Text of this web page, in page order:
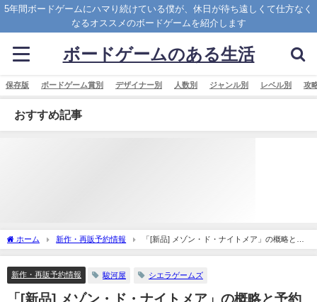
5年間ボードゲームにハマり続けている僕が、休日が待ち遠しくて仕方なく
なるオススメのボードゲームを紹介します
ボードゲームのある生活
保存版 ボードゲーム賞別 デザイナー別 人数別 ジャンル別 レベル別 攻
おすすめ記事
ホーム 新作・再販予約情報
「[新品] メゾン・ド・ナイトメア」の概略と予
約購入可能なショップ紹介！
新作・再販予約情報 駿河屋 シエラゲームズ
「[新品] メゾン・ド・ナイトメア」の概略と予約